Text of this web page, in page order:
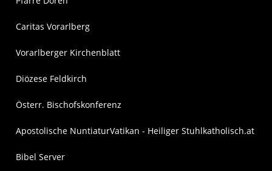
Caritas Vorarlberg
Vorarlberger Kirchenblatt
Diözese Feldkirch
Österr. Bischofskonferenz
Apostolische NuntiaturVatikan - Heiliger Stuhlkatholisch.at
Bibel Server